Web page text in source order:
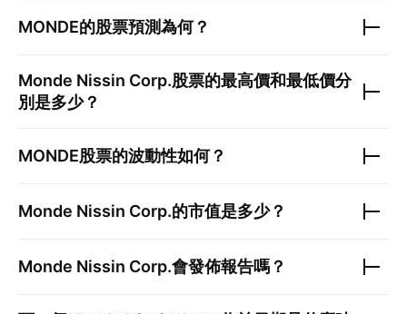
MONDE的股票預測為何？
Monde Nissin Corp.股票的最高價和最低價分
別是多少？
MONDE股票的波動性如何？
Monde Nissin Corp.的市值是多少？
Monde Nissin Corp.會發佈報告嗎？